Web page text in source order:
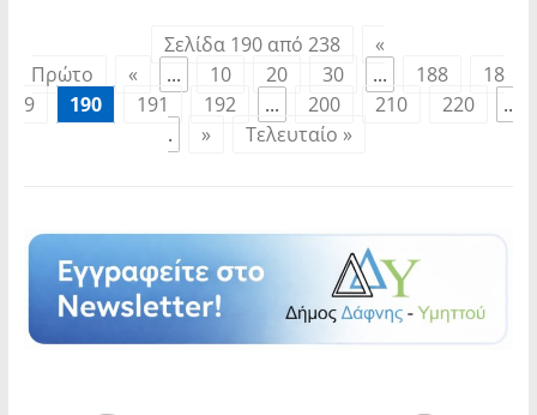
Σελίδα 190 από 238
«
Πρώτο
« ... 10 20 30 ... 188
18
9
190 191 192 ... 200 210 220
..
.
» Τελευταίο »